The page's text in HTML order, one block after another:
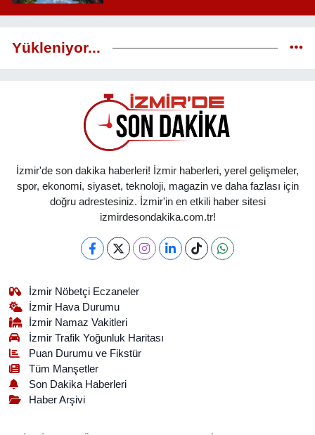
Yükleniyor...
İzmir'de son dakika haberleri! İzmir haberleri, yerel gelişmeler,
spor, ekonomi, siyaset, teknoloji, magazin ve daha fazlası için
doğru adrestesiniz. İzmir'in en etkili haber sitesi
izmirdesondakika.com.tr!
İzmir Nöbetçi Eczaneler
İzmir Hava Durumu
İzmir Namaz Vakitleri
İzmir Trafik Yoğunluk Haritası
Puan Durumu ve Fikstür
Tüm Manşetler
Son Dakika Haberleri
Haber Arşivi